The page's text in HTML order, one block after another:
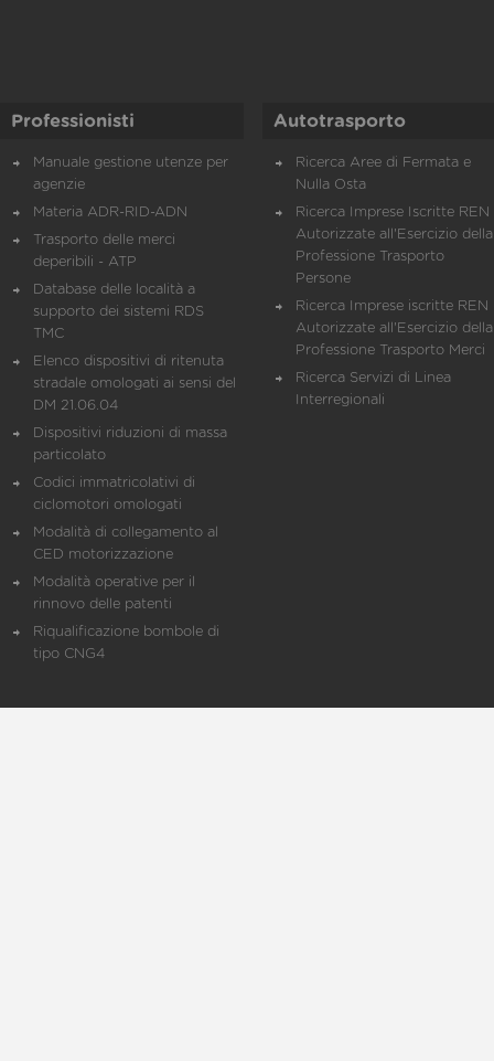
Professionisti
Manuale gestione utenze per
agenzie
Materia ADR-RID-ADN
Trasporto delle merci
deperibili - ATP
Database delle località a
supporto dei sistemi RDS
TMC
Elenco dispositivi di ritenuta
stradale omologati ai sensi del
DM 21.06.04
Dispositivi riduzioni di massa
particolato
Codici immatricolativi di
ciclomotori omologati
Modalità di collegamento al
CED motorizzazione
Modalità operative per il
rinnovo delle patenti
Riqualificazione bombole di
tipo CNG4
Autotrasporto
Ricerca Aree di Fermata e
Nulla Osta
Ricerca Imprese Iscritte REN
Autorizzate all'Esercizio della
Professione Trasporto
Persone
Ricerca Imprese iscritte REN
Autorizzate all'Esercizio della
Professione Trasporto Merci
Ricerca Servizi di Linea
Interregionali